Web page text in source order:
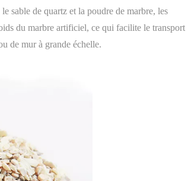
sable de quartz et la poudre de marbre, les
du marbre artificiel, ce qui facilite le transport
de mur à grande échelle.
>